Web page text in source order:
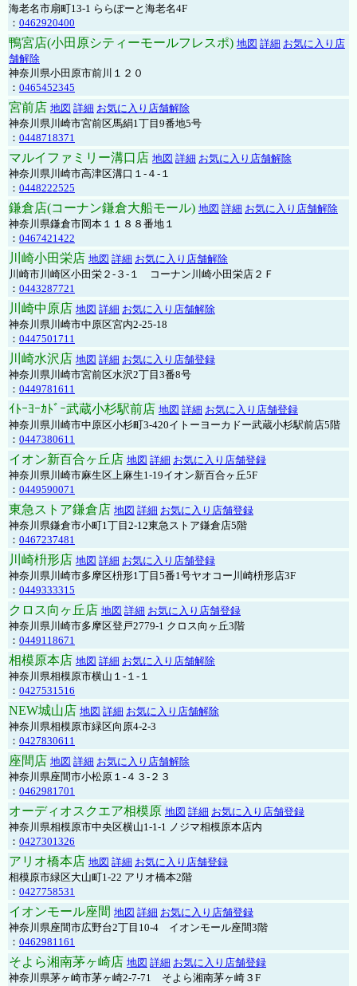
海老名市扇町13-1 ららぽーと海老名4F
： 0462920400
鴨宮店(小田原シティーモールフレスポ) 地図 詳細 お気に入り店
舗解除
神奈川県小田原市前川１２０
： 0465452345
宮前店 地図 詳細 お気に入り店舗解除
神奈川県川崎市宮前区馬絹1丁目9番地5号
： 0448718371
マルイファミリー溝口店 地図 詳細 お気に入り店舗解除
神奈川県川崎市高津区溝口１-４-１
： 0448222525
鎌倉店(コーナン鎌倉大船モール) 地図 詳細 お気に入り店舗解除
神奈川県鎌倉市岡本１１８８番地１
： 0467421422
川崎小田栄店 地図 詳細 お気に入り店舗解除
川崎市川崎区小田栄２‐３‐１ コーナン川崎小田栄店２Ｆ
： 0443287721
川崎中原店 地図 詳細 お気に入り店舗解除
神奈川県川崎市中原区宮内2-25-18
： 0447501711
川崎水沢店 地図 詳細 お気に入り店舗登録
神奈川県川崎市宮前区水沢2丁目3番8号
： 0449781611
ｲﾄｰﾖｰｶﾄﾞｰ武蔵小杉駅前店 地図 詳細 お気に入り店舗登録
神奈川県川崎市中原区小杉町3-420イトーヨーカドー武蔵小杉駅前店5階
： 0447380611
イオン新百合ヶ丘店 地図 詳細 お気に入り店舗登録
神奈川県川崎市麻生区上麻生1-19イオン新百合ヶ丘5F
： 0449590071
東急ストア鎌倉店 地図 詳細 お気に入り店舗登録
神奈川県鎌倉市小町1丁目2-12東急ストア鎌倉店5階
： 0467237481
川崎枡形店 地図 詳細 お気に入り店舗登録
神奈川県川崎市多摩区枡形1丁目5番1号ヤオコー川崎枡形店3F
： 0449333315
クロス向ヶ丘店 地図 詳細 お気に入り店舗登録
神奈川県川崎市多摩区登戸2779-1 クロス向ヶ丘3階
： 0449118671
相模原本店 地図 詳細 お気に入り店舗解除
神奈川県相模原市横山１-１-１
： 0427531516
NEW城山店 地図 詳細 お気に入り店舗解除
神奈川県相模原市緑区向原4-2-3
： 0427830611
座間店 地図 詳細 お気に入り店舗解除
神奈川県座間市小松原１-４３-２３
： 0462981701
オーディオスクエア相模原 地図 詳細 お気に入り店舗登録
神奈川県相模原市中央区横山1-1-1 ノジマ相模原本店内
： 0427301326
アリオ橋本店 地図 詳細 お気に入り店舗登録
相模原市緑区大山町1-22 アリオ橋本2階
： 0427758531
イオンモール座間 地図 詳細 お気に入り店舗登録
神奈川県座間市広野台2丁目10-4 イオンモール座間3階
： 0462981161
そよら湘南茅ヶ崎店 地図 詳細 お気に入り店舗登録
神奈川県茅ヶ崎市茅ヶ崎2‐7‐71 そよら湘南茅ヶ崎３F